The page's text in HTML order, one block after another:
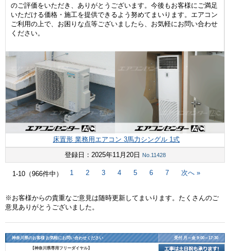
のご評価をいただき、ありがとうございます。今後もお客様にご満足
いただける価格・施工を提供できるよう努めてまいります。エアコン
ご利用の上で、お困りな点等ございましたら、お気軽にお問い合わせ
ください。
床置形 業務用エアコン 3馬力シングル 1式
登録日：2025年11月20日 No.11428
1-10（966件中） 1 2 3 4 5 6 7 次へ »
※お客様からの貴重なご意見は随時更新してまいります。たくさんのご
意見ありがとうございました。
神奈川県のお客様 お気軽にお問い合わせください 受付 月～金 9:00～17:30
【神奈川県専用フリーダイヤル】